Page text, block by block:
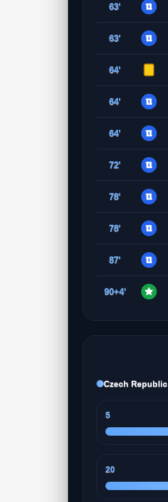
63'
63'
64'
64'
64'
72'
78'
78'
87'
90+4'
Czech Republic
5
20